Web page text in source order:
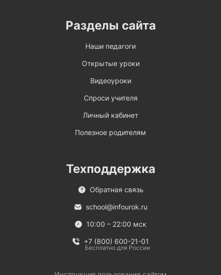
Разделы сайта
Наши педагоги
Открытые уроки
Видеоуроки
Спроси учителя
Личный кабинет
Полезное родителям
Техподдержка
Обратная связь
school@infourok.ru
10:00 – 22:00 мск
+7 (800) 600-21-01
Бесплатно для России